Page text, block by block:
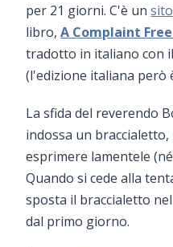
per 21 giorni. C'è unsito
libro,A Complaint
tradotto in italiano con
(l'edizione italiana però
La sfida del reverendo
indossa un
esprimere lamentele
Quando si cede alla
sposta il braccialetto
dal primo giorno.